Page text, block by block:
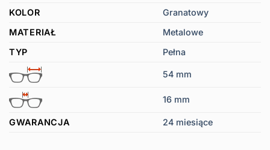
KOLOR
Granatowy
MATERIAŁ
Metalowe
TYP
Pełna
54 mm
16 mm
GWARANCJA 24 miesiące